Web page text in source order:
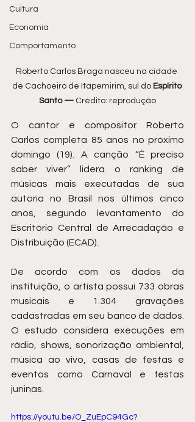
Cultura
Economia
Comportamento
Roberto Carlos Braga nasceu na cidade
de Cachoeiro de Itapemirim, sul do Espírito
Santo — Crédito: reprodução
O cantor e compositor Roberto
Carlos completa 85 anos no próximo
domingo (19). A canção “É preciso
saber viver” lidera o ranking de
músicas mais executadas de sua
autoria no Brasil nos últimos cinco
anos, segundo levantamento do
Escritório Central de Arrecadação e
Distribuição (ECAD).
De acordo com os dados da
instituição, o artista possui 733 obras
musicais e 1.304 gravações
cadastradas em seu banco de dados.
O estudo considera execuções em
rádio, shows, sonorização ambiental,
música ao vivo, casas de festas e
eventos como Carnaval e festas
juninas.
https://youtu.be/O_ZuEpC94Gc?